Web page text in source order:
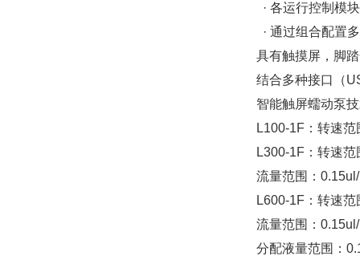
· 各运行控制模
· 通过组合配置
具有触摸屏，脚
结合多种接口（
智能触屏蠕动泵
L100-1F：转速
L300-1F：转速
流量范围：
L600-1F：转速
流量范围：
分配液量范围：